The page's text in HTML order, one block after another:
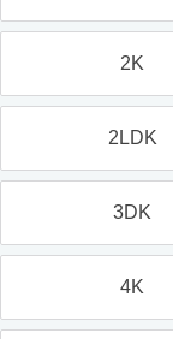
2K
2LDK
3DK
4K